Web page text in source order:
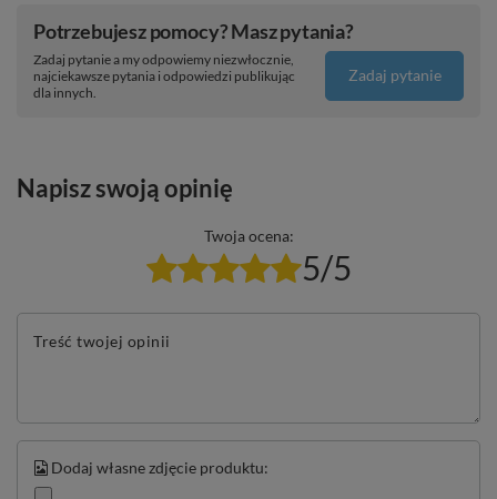
Potrzebujesz pomocy? Masz pytania?
Zadaj pytanie a my odpowiemy niezwłocznie,
najciekawsze pytania i odpowiedzi publikując
dla innych.
Zadaj pytanie
Napisz swoją opinię
Twoja ocena:
5/5
Treść twojej opinii
Dodaj własne zdjęcie produktu: